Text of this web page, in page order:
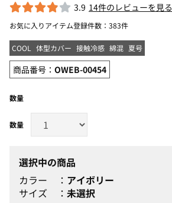
3.9 14件のレビューを見る
お気に入りアイテム登録件数： 383件
COOL 体型カバー 接触冷感 綿混 夏号
商品番号： OWEB-00454
数量
選択中の商品
カラー
アイボリー
サイズ
未選択